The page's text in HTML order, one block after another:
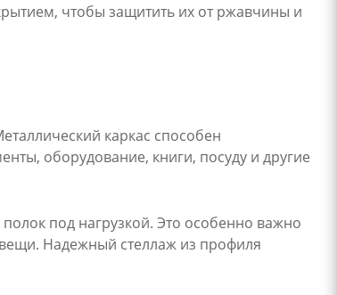
чтобы защитить их от ржавчины и
каркас способен
оборудование, книги, посуду и другие
под нагрузкой. Это особенно важно
Надежный стеллаж из профиля